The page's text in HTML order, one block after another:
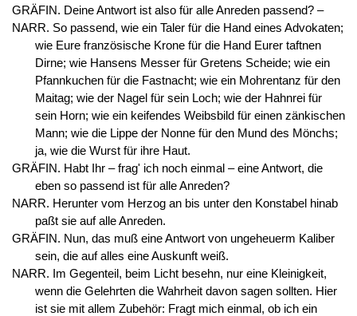
GRÄFIN. Deine Antwort ist also für alle Anreden passend? –
NARR. So passend, wie ein Taler für die Hand eines Advokaten;
wie Eure französische Krone für die Hand Eurer taftnen
Dirne; wie Hansens Messer für Gretens Scheide; wie ein
Pfannkuchen für die Fastnacht; wie ein Mohrentanz für den
Maitag; wie der Nagel für sein Loch; wie der Hahnrei für
sein Horn; wie ein keifendes Weibsbild für einen zänkischen
Mann; wie die Lippe der Nonne für den Mund des Mönchs;
ja, wie die Wurst für ihre Haut.
GRÄFIN. Habt Ihr – frag' ich noch einmal – eine Antwort, die
eben so passend ist für alle Anreden?
NARR. Herunter vom Herzog an bis unter den Konstabel hinab
paßt sie auf alle Anreden.
GRÄFIN. Nun, das muß eine Antwort von ungeheuerm Kaliber
sein, die auf alles eine Auskunft weiß.
NARR. Im Gegenteil, beim Licht besehn, nur eine Kleinigkeit,
wenn die Gelehrten die Wahrheit davon sagen sollten. Hier
ist sie mit allem Zubehör: Fragt mich einmal, ob ich ein